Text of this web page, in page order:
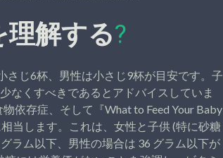
解する?
さじ6杯、男性は小さじ9杯が目安です。子
なくすべきであるとアドバイスしていま
依存症、そして『What to Feed Your Baby
当します。これは、女性と子供 (特に砂糖
ラム以下、男性の場合は 36 グラム以下が